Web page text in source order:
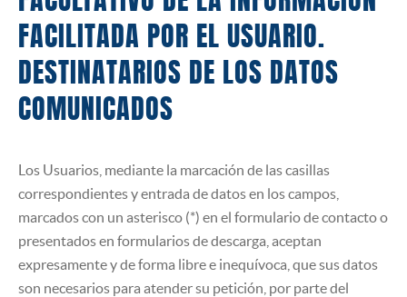
FACILITADA POR EL USUARIO.
DESTINATARIOS DE LOS DATOS
COMUNICADOS
Los Usuarios, mediante la marcación de las casillas
correspondientes y entrada de datos en los campos,
marcados con un asterisco (*) en el formulario de contacto o
presentados en formularios de descarga, aceptan
expresamente y de forma libre e inequívoca, que sus datos
son necesarios para atender su petición, por parte del